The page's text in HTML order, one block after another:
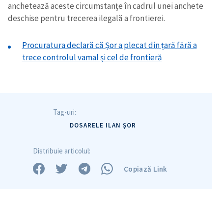
anchetează aceste circumstanțe în cadrul unei anchete
deschise pentru trecerea ilegală a frontierei.
Procuratura declară că Șor a plecat din țară fără a
trece controlul vamal și cel de frontieră
Tag-uri:
DOSARELE ILAN ȘOR
Distribuie articolul:
Copiază Link